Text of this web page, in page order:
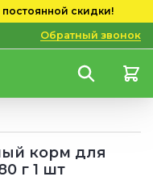
скидки!
Обратный звонок
корм для
г 1 шт